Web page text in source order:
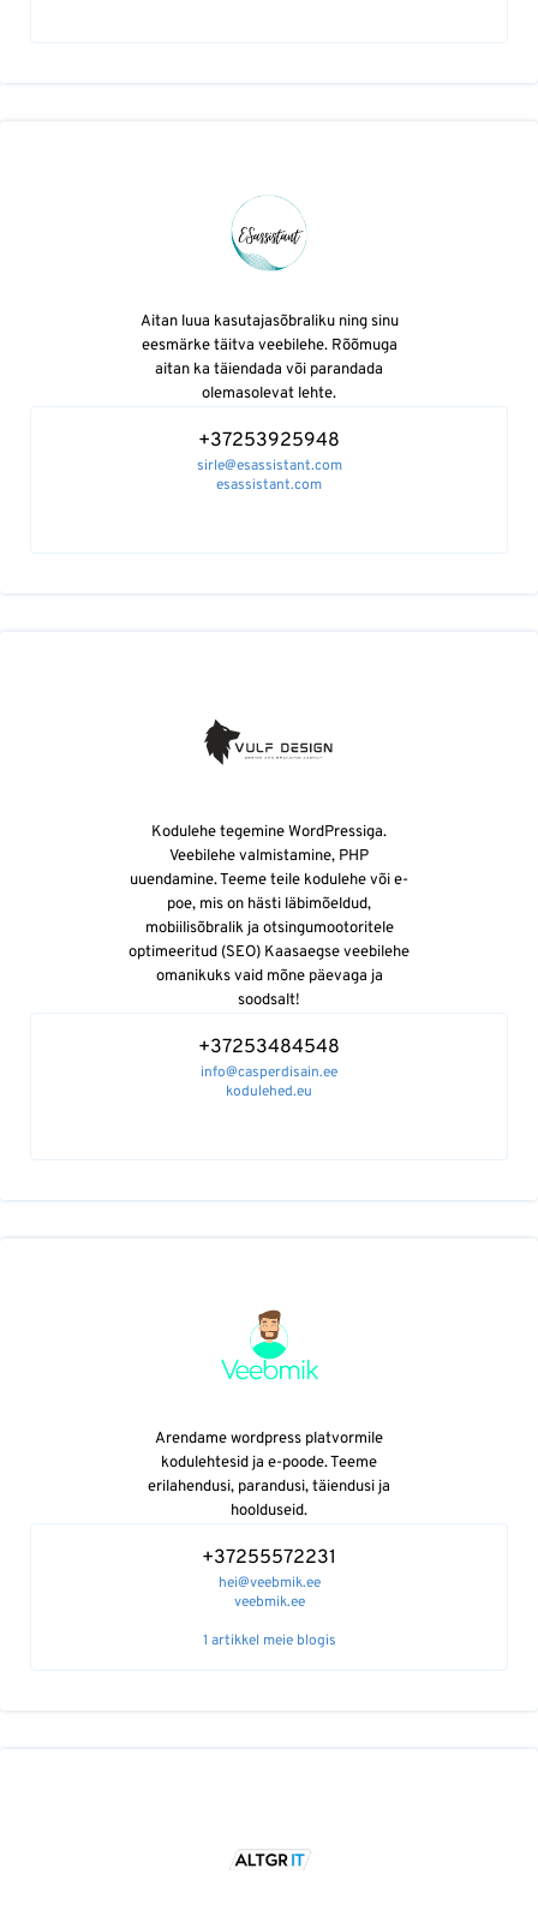
Aitan luua kasutajasõbraliku ning sinu
eesmärke täitva veebilehe. Rõõmuga
aitan ka täiendada või parandada
olemasolevat lehte.
+37253925948
sirle@esassistant.com
esassistant.com
Kodulehe tegemine WordPressiga.
Veebilehe valmistamine, PHP
uuendamine. Teeme teile kodulehe või e-
poe, mis on hästi läbimõeldud,
mobiilisõbralik ja otsingumootoritele
optimeeritud (SEO) Kaasaegse veebilehe
omanikuks vaid mõne päevaga ja
soodsalt!
+37253484548
info@casperdisain.ee
kodulehed.eu
Arendame wordpress platvormile
kodulehtesid ja e-poode. Teeme
erilahendusi, parandusi, täiendusi ja
hoolduseid.
+37255572231
hei@veebmik.ee
veebmik.ee
1 artikkel meie blogis